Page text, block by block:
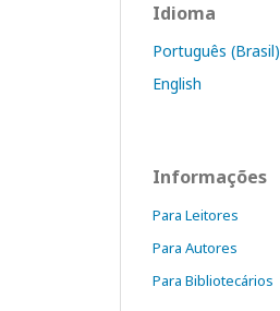
Idioma
Português (Brasil)
English
Informações
Para Leitores
Para Autores
Para Bibliotecários